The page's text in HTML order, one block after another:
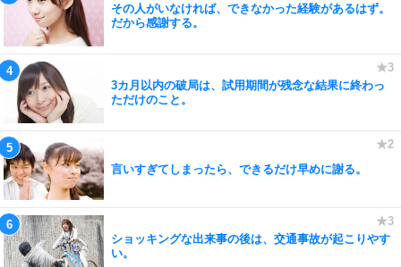
その人がいなければ、できなかった経験があるはず。
だから感謝する。
3カ月以内の破局は、試用期間が残念な結果に終わっ
ただけのこと。
言いすぎてしまったら、できるだけ早めに謝る。
ショッキングな出来事の後は、交通事故が起こりやす
い。